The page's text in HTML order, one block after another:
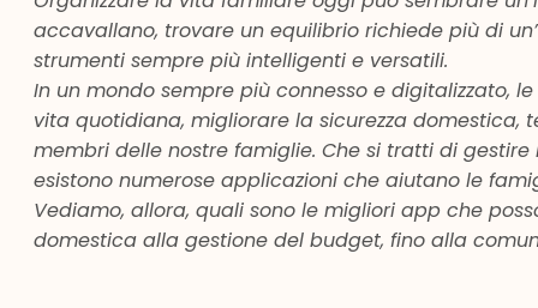
accavallano, trovare un equilibrio richiede più di
strumenti sempre più intelligenti e versatili.
In un mondo sempre più connesso e digitalizzato,
vita quotidiana, migliorare la sicurezza
membri delle nostre famiglie. Che si tratti di
esistono numerose applicazioni che aiutano le
Vediamo, allora, quali sono le migliori app che
domestica alla gestione del budget, fino alla